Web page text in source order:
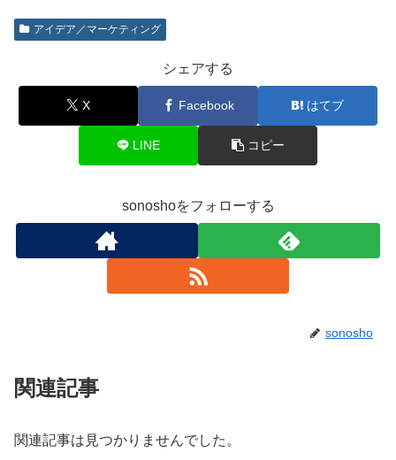
アイデア／マーケティング
シェアする
X Facebook はてブ
LINE コピー
sonoshoをフォローする
sonosho
関連記事
関連記事は見つかりませんでした。